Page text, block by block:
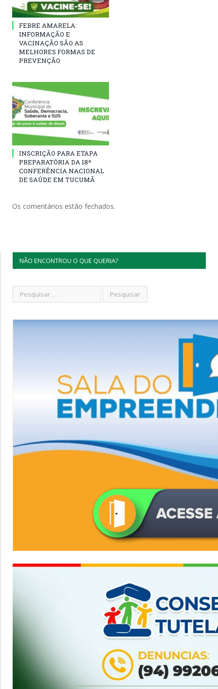
FEBRE AMARELA:
INFORMAÇÃO E
VACINAÇÃO SÃO AS
MELHORES FORMAS DE
PREVENÇÃO
INSCRIÇÃO PARA ETAPA
PREPARATÓRIA DA 18ª
CONFERÊNCIA NACIONAL
DE SAÚDE EM TUCUMÃ
Os comentários estão fechados.
NÃO ENCONTROU O QUE QUERIA?